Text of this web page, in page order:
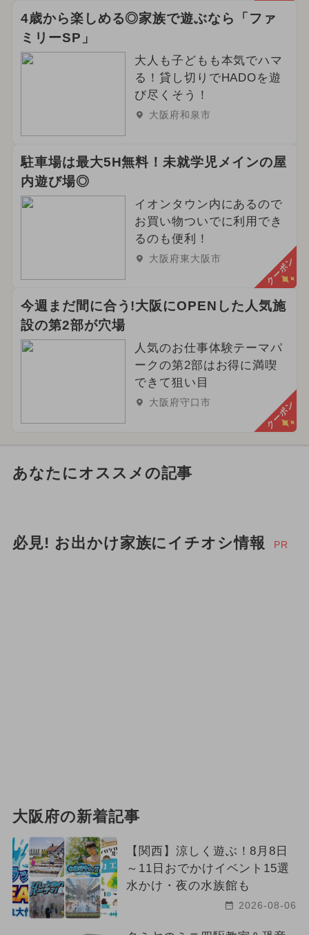
4歳から楽しめる◎家族で遊ぶなら「ファ
ミリーSP」
大人も子どもも本気でハマ
る！貸し切りでHADOを遊
び尽くそう！
大阪府和泉市
駐車場は最大5H無料！未就学児メインの屋
内遊び場◎
イオンタウン内にあるので
お買い物ついでに利用でき
るのも便利！
大阪府東大阪市 クーポン
今週まだ間に合う!大阪にOPENした人気施
設の第2部が穴場
人気のお仕事体験テーマパ
ークの第2部はお得に満喫
できて狙い目
大阪府守口市 クーポン
あなたにオススメの記事
必見! お出かけ家族にイチオシ情報 PR
大阪府の新着記事
【関西】涼しく遊ぶ！8月8日
～11日おでかけイベント15選
水かけ・夜の水族館も
2026-08-06